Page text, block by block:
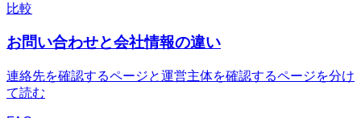
比較
お問い合わせと会社情報の違い
連絡先を確認するページと運営主体を確認するページを分け
て読む